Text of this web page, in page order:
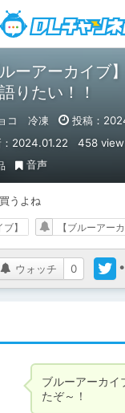
ルーアーカイブ
りたい！！
コ 冷凍
投稿：
：2024.01.22
458 view
音声
うよね
ウォッチ 0
】 【ブルーアー
ブルーアーカイ
たぞ～！